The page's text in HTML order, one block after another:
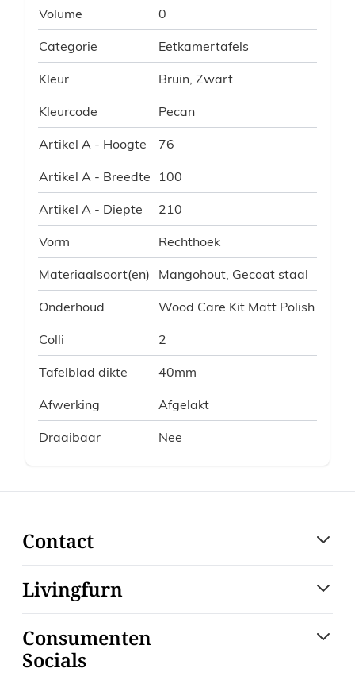
Volume 0
Categorie Eetkamertafels
Kleur Bruin, Zwart
Kleurcode Pecan
Artikel A - Hoogte 76
Artikel A - Breedte 100
Artikel A - Diepte 210
Vorm Rechthoek
Materiaalsoort(en) Mangohout, Gecoat staal
Onderhoud Wood Care Kit Matt Polish
Colli 2
Tafelblad dikte 40mm
Afwerking Afgelakt
Draaibaar Nee
Contact
Livingfurn
Consumenten
Socials